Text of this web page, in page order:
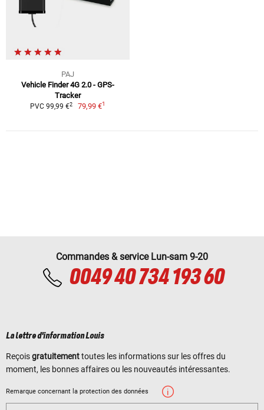
PAJ
Vehicle Finder 4G 2.0 - GPS-
Tracker
PVC 99,99 €2 79,99 €1
Commandes & service Lun-sam 9-20
0049 40 734 193 60
La lettre d'information Louis
Reçoisgratuitementtoutes les informations sur les offres du
moment, les bonnes affaires ou les nouveautés intéressantes.
Remarque concernant la protection des données